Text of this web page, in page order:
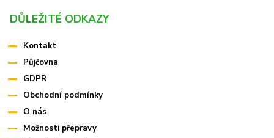
DŮLEŽITÉ ODKAZY
Kontakt
Půjčovna
GDPR
Obchodní podmínky
O nás
Možnosti přepravy